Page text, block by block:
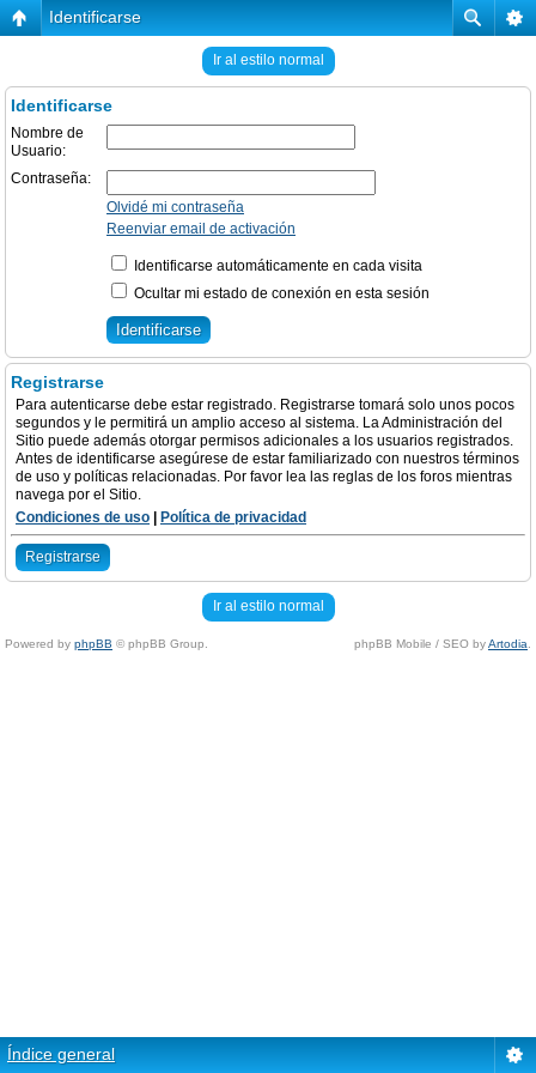
Identificarse
Ir al estilo normal
Identificarse
Nombre de
Usuario:
Contraseña:
Olvidé mi contraseña
Reenviar email de activación
Identificarse automáticamente en cada visita
Ocultar mi estado de conexión en esta sesión
Registrarse
Para autenticarse debe estar registrado. Registrarse tomará solo unos pocos
segundos y le permitirá un amplio acceso al sistema. La Administración del
Sitio puede además otorgar permisos adicionales a los usuarios registrados.
Antes de identificarse asegúrese de estar familiarizado con nuestros términos
de uso y políticas relacionadas. Por favor lea las reglas de los foros mientras
navega por el Sitio.
Condiciones de uso
Política de privacidad
Registrarse
Ir al estilo normal
Powered by phpBB © phpBB Group. phpBB Mobile / SEO byArtodia
Índice general